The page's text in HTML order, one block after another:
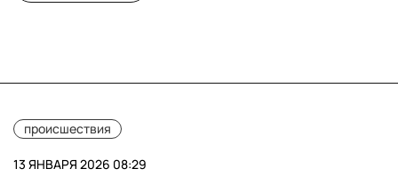
происшествия
13 ЯНВАРЯ 2026 08:29